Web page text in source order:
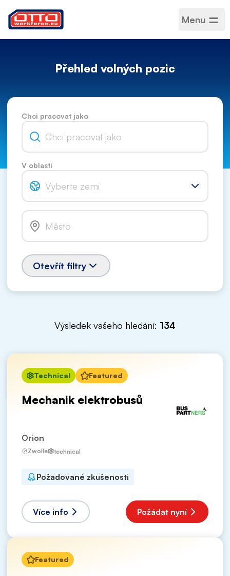
Menu
Přehled volných pozic
Chci pracovat jako
V oblasti
Vyberte zemi
Otevřít filtry
Výsledek vašeho hledání: 134
Technical Featured
Mechanik elektrobusů
Orion
Zwolle technical
Požadované zkušenosti
Více info Požádat nyní
Featured